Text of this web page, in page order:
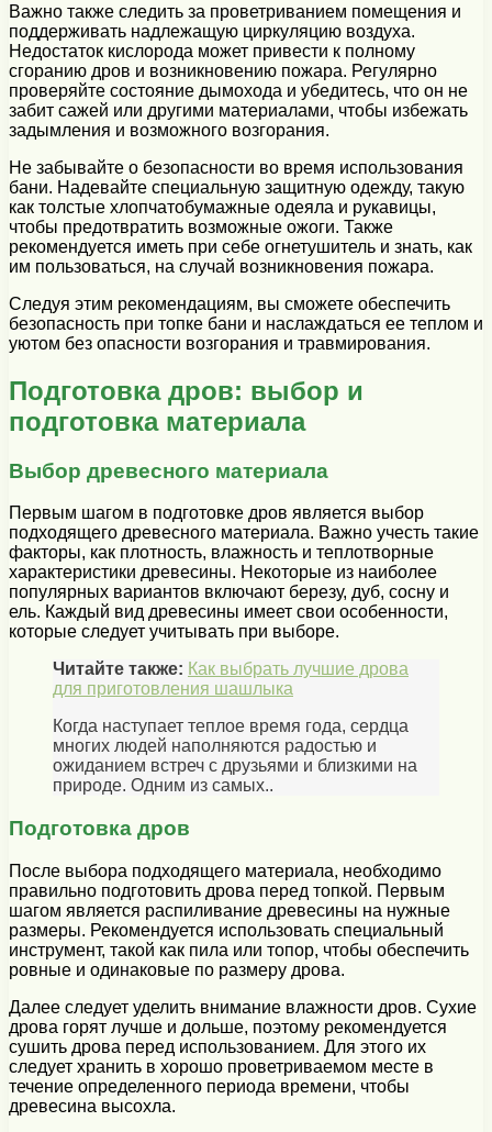
Важно также следить за проветриванием помещения и
поддерживать надлежащую циркуляцию воздуха.
Недостаток кислорода может привести к полному
сгоранию дров и возникновению пожара. Регулярно
проверяйте состояние дымохода и убедитесь, что он не
забит сажей или другими материалами, чтобы избежать
задымления и возможного возгорания.
Не забывайте о безопасности во время использования
бани. Надевайте специальную защитную одежду, такую
как толстые хлопчатобумажные одеяла и рукавицы,
чтобы предотвратить возможные ожоги. Также
рекомендуется иметь при себе огнетушитель и знать, как
им пользоваться, на случай возникновения пожара.
Следуя этим рекомендациям, вы сможете обеспечить
безопасность при топке бани и наслаждаться ее теплом и
уютом без опасности возгорания и травмирования.
Подготовка дров: выбор и
подготовка материала
Выбор древесного материала
Первым шагом в подготовке дров является выбор
подходящего древесного материала. Важно учесть такие
факторы, как плотность, влажность и теплотворные
характеристики древесины. Некоторые из наиболее
популярных вариантов включают березу, дуб, сосну и
ель. Каждый вид древесины имеет свои особенности,
которые следует учитывать при выборе.
Читайте также: Как выбрать лучшие дрова
для приготовления шашлыка
Когда наступает теплое время года, сердца
многих людей наполняются радостью и
ожиданием встреч с друзьями и близкими на
природе. Одним из самых..
Подготовка дров
После выбора подходящего материала, необходимо
правильно подготовить дрова перед топкой. Первым
шагом является распиливание древесины на нужные
размеры. Рекомендуется использовать специальный
инструмент, такой как пила или топор, чтобы обеспечить
ровные и одинаковые по размеру дрова.
Далее следует уделить внимание влажности дров. Сухие
дрова горят лучше и дольше, поэтому рекомендуется
сушить дрова перед использованием. Для этого их
следует хранить в хорошо проветриваемом месте в
течение определенного периода времени, чтобы
древесина высохла.